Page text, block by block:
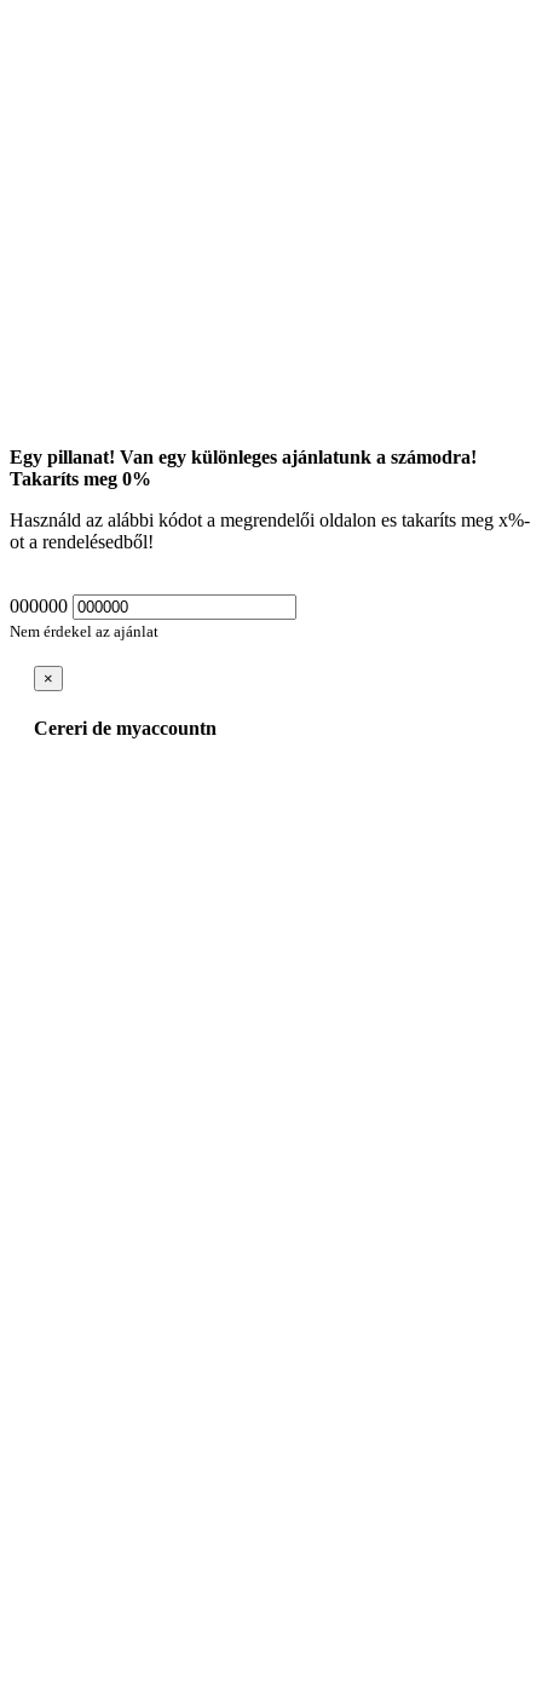
Egy pillanat! Van egy különleges ajánlatunk a számodra!
Takaríts meg 0%
Használd az alábbi kódot a megrendelői oldalon es takaríts meg x%-
ot a rendelésedből!
000000
Nem érdekel az ajánlat
×
Cereri de myaccountn